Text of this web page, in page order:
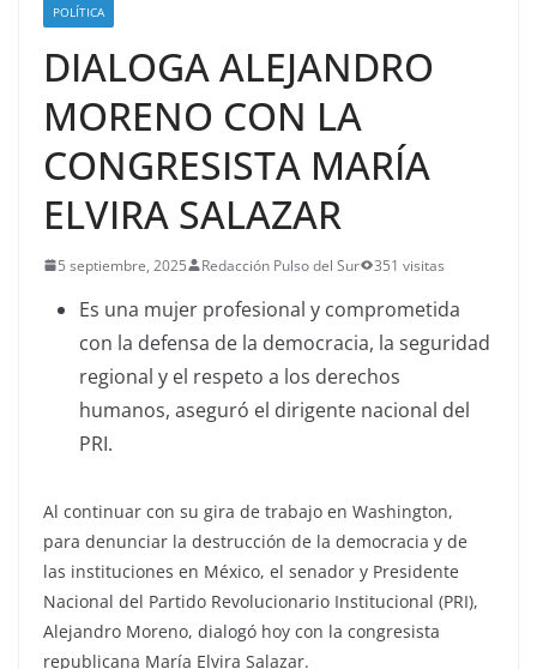
POLÍTICA
DIALOGA ALEJANDRO
MORENO CON LA
CONGRESISTA MARÍA
ELVIRA SALAZAR
5 septiembre, 2025 Redacción Pulso del Sur 351 visitas
Es una mujer profesional y comprometida
con la defensa de la democracia, la seguridad
regional y el respeto a los derechos
humanos, aseguró el dirigente nacional del
PRI.
Al continuar con su gira de trabajo en Washington,
para denunciar la destrucción de la democracia y de
las instituciones en México, el senador y Presidente
Nacional del Partido Revolucionario Institucional (PRI),
Alejandro Moreno, dialogó hoy con la congresista
republicana María Elvira Salazar.